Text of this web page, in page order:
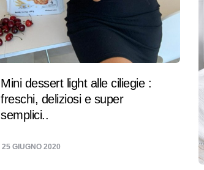
Mini dessert light alle ciliegie :
freschi, deliziosi e super
semplici..
25 GIUGNO 2020